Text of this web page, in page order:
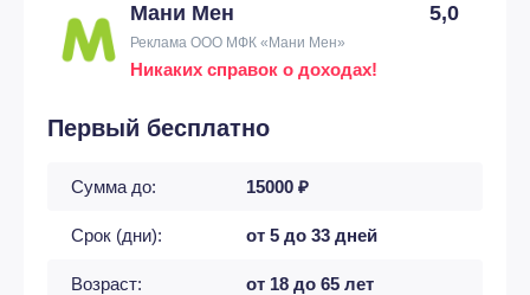
Мани Мен 5,0
Реклама ООО МФК «Мани Мен»
Никаких справок о доходах!
Первый бесплатно
Сумма до: 15000 ₽
Срок (дни): от 5 до 33 дней
Возраст: от 18 до 65 лет